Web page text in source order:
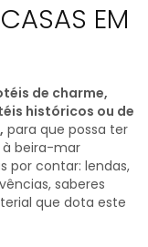
EM
de charme,
históricos ou de
para que possa ter
beira-mar
por contar: lendas,
saberes
que dota este